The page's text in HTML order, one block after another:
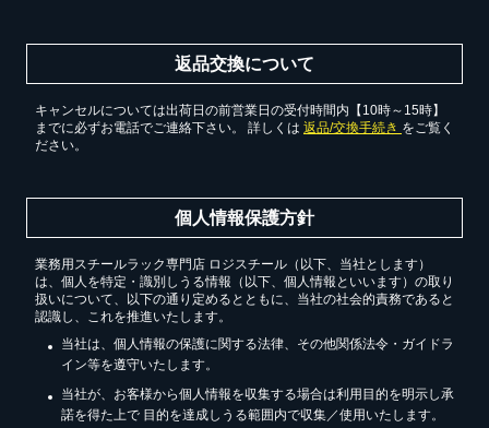
返品交換について
キャンセルについては出荷日の前営業日の受付時間内【10時～15時】
までに必ずお電話でご連絡下さい。 詳しくは 返品/交換手続き をご覧く
ださい。
個人情報保護方針
業務用スチールラック専門店 ロジスチール（以下、当社とします）
は、個人を特定・識別しうる情報（以下、個人情報といいます）の取り
扱いについて、以下の通り定めるとともに、当社の社会的責務であると
認識し、これを推進いたします。
当社は、個人情報の保護に関する法律、その他関係法令・ガイドラ
イン等を遵守いたします。
当社が、お客様から個人情報を収集する場合は利用目的を明示し承
諾を得た上で 目的を達成しうる範囲内で収集／使用いたします。